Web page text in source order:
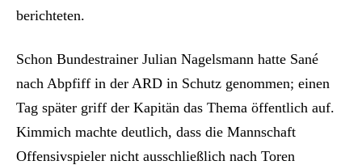
berichteten.
Schon Bundestrainer Julian Nagelsmann hatte Sané
nach Abpfiff in der ARD in Schutz genommen; einen
Tag später griff der Kapitän das Thema öffentlich auf.
Kimmich machte deutlich, dass die Mannschaft
Offensivspieler nicht ausschließlich nach Toren